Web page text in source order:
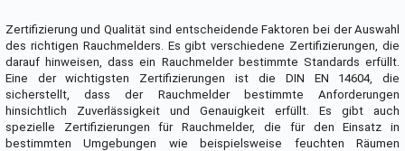
Zertifizierung und Qualität sind entscheidende Faktoren bei der Auswahl
des richtigen Rauchmelders. Es gibt verschiedene Zertifizierungen, die
darauf hinweisen, dass ein Rauchmelder bestimmte Standards erfüllt.
Eine der wichtigsten Zertifizierungen ist die DIN EN 14604, die
sicherstellt, dass der Rauchmelder bestimmte Anforderungen
hinsichtlich Zuverlässigkeit und Genauigkeit erfüllt. Es gibt auch
spezielle Zertifizierungen für Rauchmelder, die für den Einsatz in
bestimmten Umgebungen wie beispielsweise feuchten Räumen